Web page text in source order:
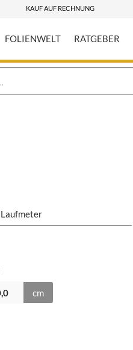
KAUF AUF RECHNUNG
FOLIENWELT RATGEBER
Laufmeter
cm